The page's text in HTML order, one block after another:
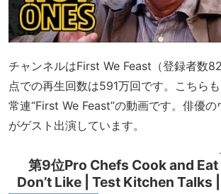
チャンネルはFirst We Feast（登録者数
点での再生回数は591万回です。こちら
常連“First We Feast”の動画です。俳優
がゲスト出演しています。
第9位Pro Chefs Cook and
Don’t Like | Test Kitchen Talks